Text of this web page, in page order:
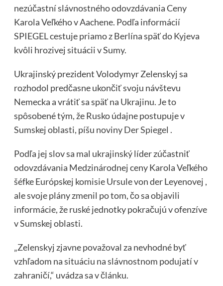
nezúčastní slávnostného odovzdávania Ceny
Karola Veľkého v Aachene. Podľa informácií
SPIEGEL cestuje priamo z Berlína späť do Kyjeva
kvôli hrozivej situácii v Sumy.
Ukrajinský prezident Volodymyr Zelenskyj sa
rozhodol predčasne ukončiť svoju návštevu
Nemecka a vrátiť sa späť na Ukrajinu. Je to
spôsobené tým, že Rusko údajne postupuje v
Sumskej oblasti, píšu novinyDer Spiegel .
Podľa jej slov sa mal ukrajinský líder zúčastniť
odovzdávania Medzinárodnej ceny Karola Veľkého
šéfke Európskej komisie Ursule von der Leyenovej ,
ale svoje plány zmenil po tom, čo sa objavili
informácie, že ruské jednotky pokračujú v ofenzíve
v Sumskej oblasti.
„Zelenskyj zjavne považoval za nevhodné byť
vzhľadom na situáciu na slávnostnom podujatí v
zahraničí,“ uvádza sa v článku.